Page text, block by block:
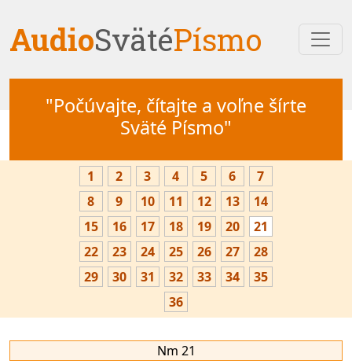
AudioSvätéPísmo
"Počúvajte, čítajte a voľne šírte
Sväté Písmo"
1 2 3 4 5 6
7
8
9 10 11 12 13
14
15
16 17 18 19 20
21
22
23 24 25 26 27
28
29
30 31 32 33 34
35
36
Nm 21